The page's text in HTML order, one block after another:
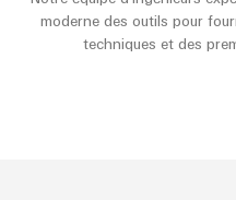
moderne des outils pour
techniques et des